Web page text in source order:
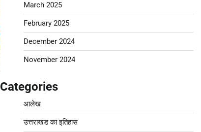
March 2025
February 2025
December 2024
November 2024
Categories
आलेख
उत्तराखंड का इतिहास